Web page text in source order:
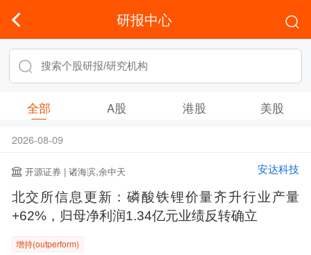
研报中心
全部 A股 港股 美股
2026-08-09
开源证券 | 诸海滨,余中天 安达科技
北交所信息更新：磷酸铁锂价量齐升行业产量
+62%，归母净利润1.34亿元业绩反转确立
增持(outperform)